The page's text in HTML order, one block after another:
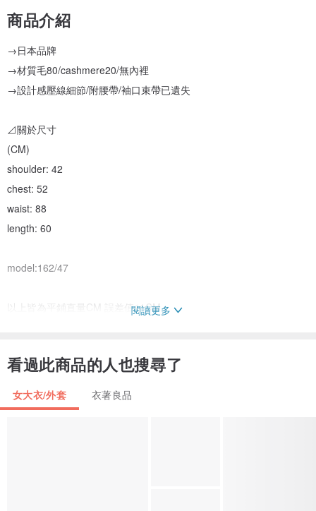
商品介紹
→日本品牌
→材質毛80/cashmere20/無內裡
→設計感壓線細節/附腰帶/袖口束帶已遺失
⊿關於尺寸
(CM)
shoulder: 42
chest: 52
waist: 88
length: 60
model:162/47
以上皆為平鋪直量CM 誤差值≦1CM
毛80cashmere20
⊿關於使用與保養
閱讀更多
看過此商品的人也搜尋了
女大衣/外套 衣著良品